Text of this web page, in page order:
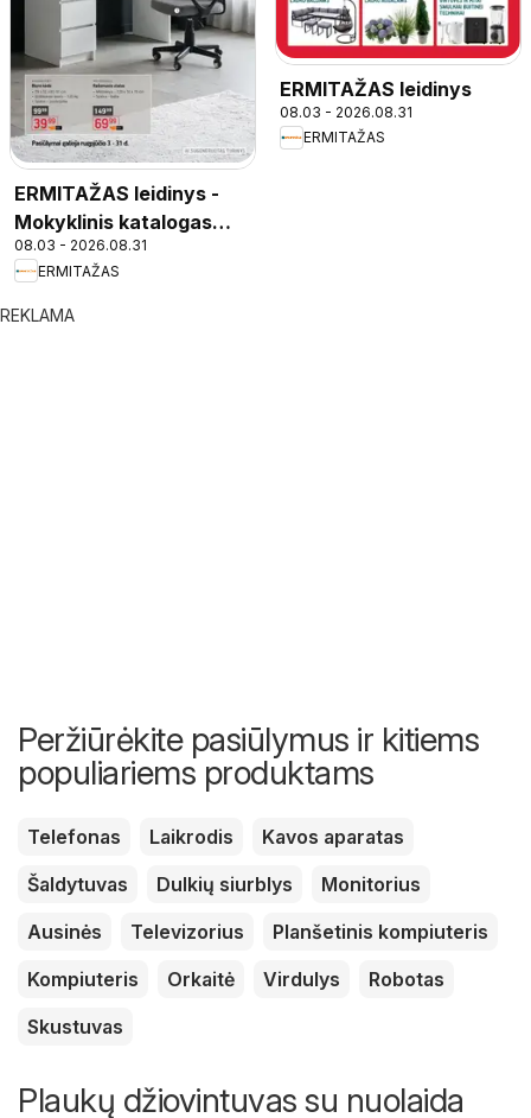
ERMITAŽAS leidinys -
Mokyklinis katalogas
2026
08.03 - 2026.08.31
ERMITAŽAS
ERMITAŽAS leidinys
08.03 - 2026.08.31
ERMITAŽAS
REKLAMA
Peržiūrėkite pasiūlymus ir kitiems
populiariems produktams
Telefonas Laikrodis
Kavos aparatas
Šaldytuvas
Dulkių siurblys
Monitorius
Ausinės
Televizorius
Planšetinis kompiuteris
Kompiuteris
Orkaitė Virdulys
Robotas
Skustuvas
Plaukų džiovintuvas su nuolaida